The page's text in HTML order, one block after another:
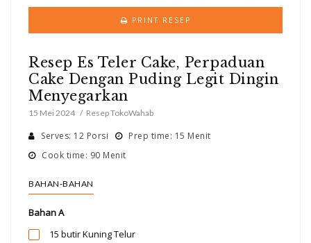
PRINT RESEP
Resep Es Teler Cake, Perpaduan
Cake Dengan Puding Legit Dingin
Menyegarkan
15 Mei 2024 Resep TokoWahab
Serves: 12 Porsi
Prep time: 15 Menit
Cook time: 90 Menit
BAHAN-BAHAN
Bahan A
15 butirKuning Telur